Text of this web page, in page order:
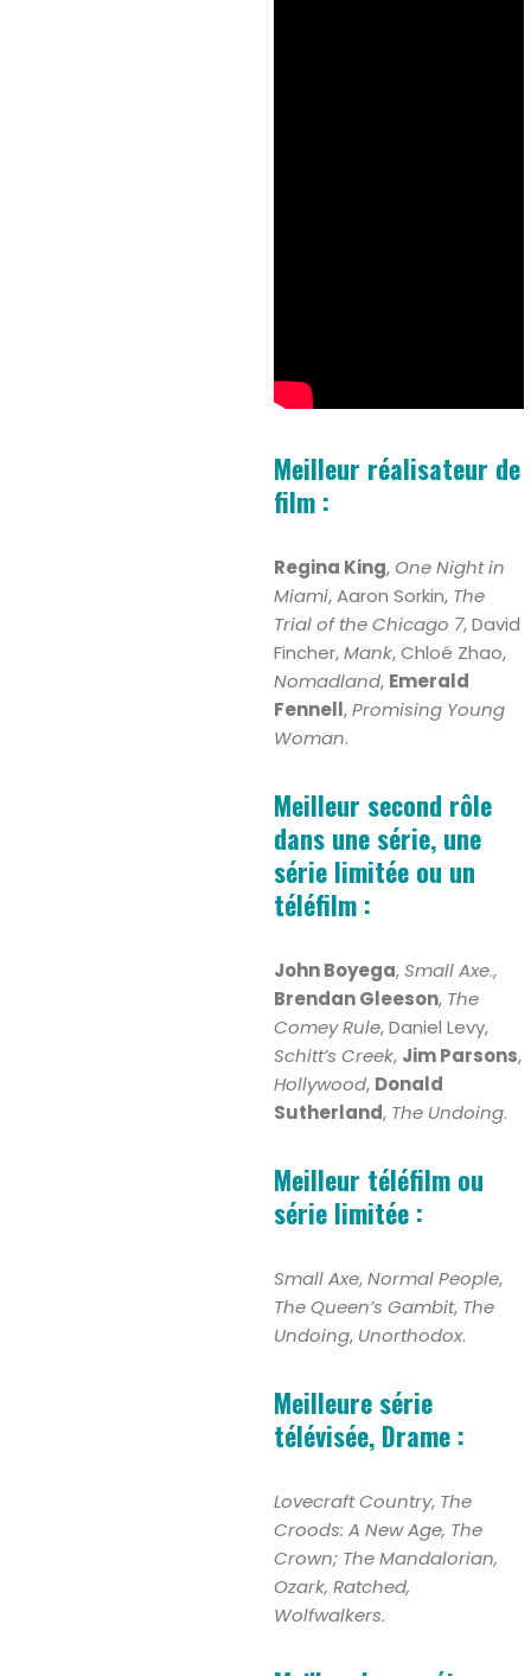
Meilleur réalisateur de
film :
Regina King, One Night in
Miami, Aaron Sorkin, The
Trial of the Chicago 7, David
Fincher,Mank, Chloé Zhao,
Nomadland, Emerald
Fennell,Promising Young
Woman.
Meilleur second rôle
dans une série, une
série limitée ou un
téléfilm :
John Boyega,Small Axe.,
Brendan Gleeson, The
Comey Rule, Daniel Levy,
Schitt’s Creek, Jim Parsons,
Hollywood, Donald
Sutherland, The Undoing.
Meilleur téléfilm ou
série limitée :
Small Axe,Normal People,
The Queen’s Gambit, The
Undoing, Unorthodox.
Meilleure série
télévisée, Drame :
Lovecraft Country, The
Croods: A New Age, The
Crown; The Mandalorian,
Ozark, Ratched,
Wolfwalkers.